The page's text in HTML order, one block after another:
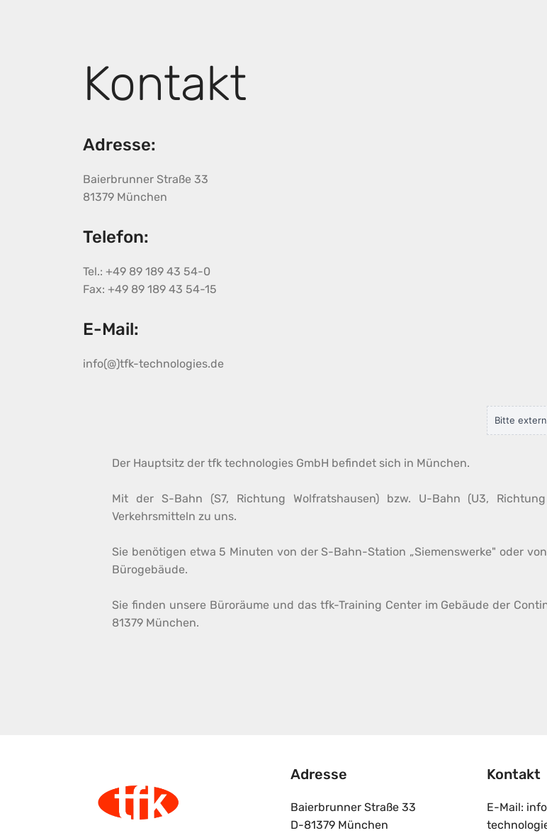
Kontakt
Adresse:
Baierbrunner Straße 33
81379 München
Telefon:
Tel.: +49 89 189 43 54-0
Fax: +49 89 189 43 54-15
E-Mail:
info(@)tfk-technologies.de
Bitte
Der Hauptsitz der tfk technologies GmbH befindet sich in München.
Mit der S-Bahn (S7, Richtung Wolfratshausen) bzw. U-Bahn (U3,
Verkehrsmitteln zu uns.
Sie benötigen etwa 5 Minuten von der S-Bahn-Station „Siemenswerke" oder
Bürogebäude.
Sie finden unsere Büroräume und das tfk-Training Center im Gebäude der
81379 München.
Adresse
Baierbrunner Straße 33
D-81379 München
Kontakt
E-Mail: